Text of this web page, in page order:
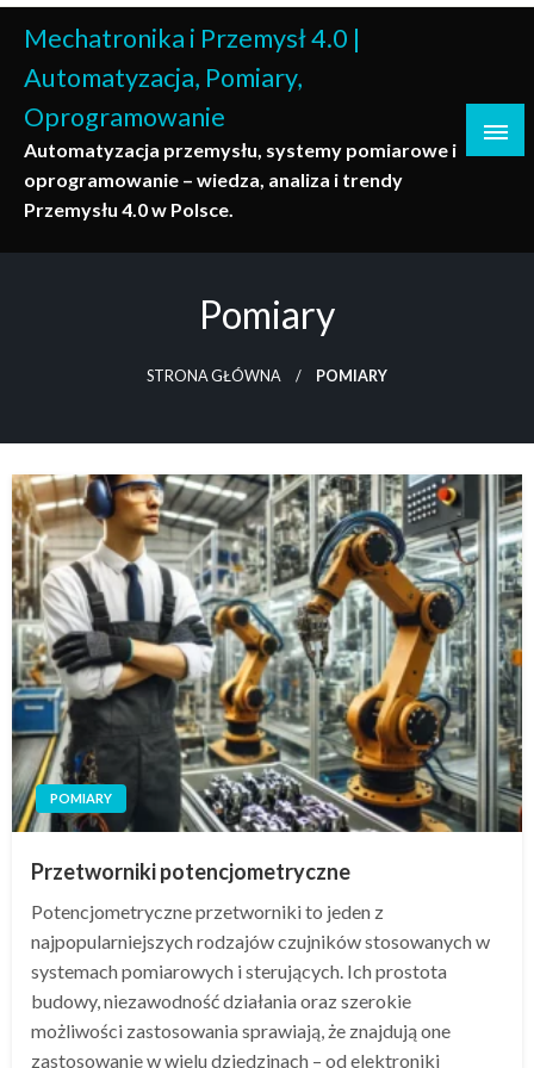
Skip
content
Mechatronika i Przemysł 4.0 |
Automatyzacja, Pomiary,
Oprogramowanie
Automatyzacja przemysłu, systemy pomiarowe i
oprogramowanie – wiedza, analiza i trendy
Przemysłu 4.0 w Polsce.
Pomiary
STRONA GŁÓWNA POMIARY
POMIARY
Przetworniki potencjometryczne
Potencjometryczne przetworniki to jeden z
najpopularniejszych rodzajów czujników stosowanych w
systemach pomiarowych i sterujących. Ich prostota
budowy, niezawodność działania oraz szerokie
możliwości zastosowania sprawiają, że znajdują one
zastosowanie w wielu dziedzinach – od elektroniki